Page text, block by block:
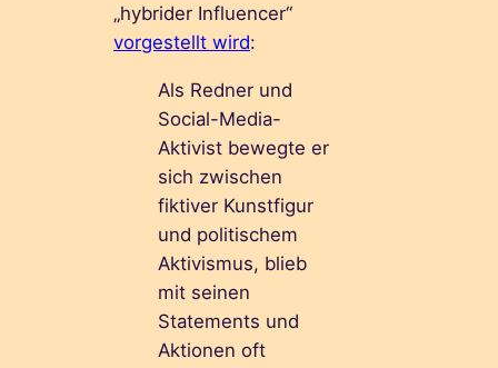
„hybrider Influencer“
vorgestellt wird:
Als Redner und
Social-Media-
Aktivist bewegte er
sich zwischen
fiktiver Kunstfigur
und politischem
Aktivismus, blieb
mit seinen
Statements und
Aktionen oft